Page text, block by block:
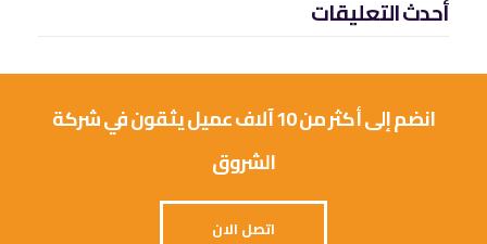
أحدث التعليقات
انضم إلى أكثر من 10 آلاف عميل يثقون في شركة
الشروق
اتصل الان